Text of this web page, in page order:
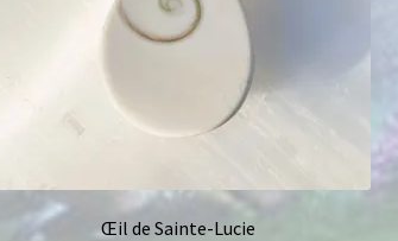
Œil de Sainte-Lucie